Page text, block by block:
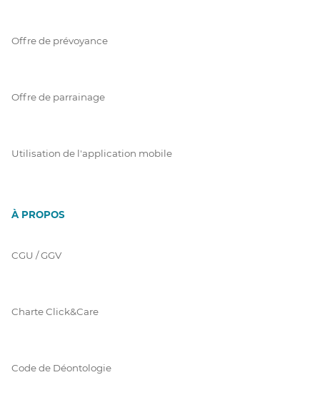
Offre de prévoyance
Offre de parrainage
Utilisation de l'application mobile
À PROPOS
CGU / GGV
Charte Click&Care
Code de Déontologie